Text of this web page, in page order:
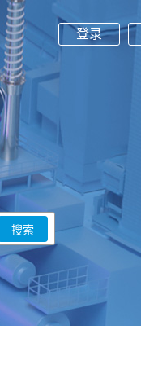
登录
搜索